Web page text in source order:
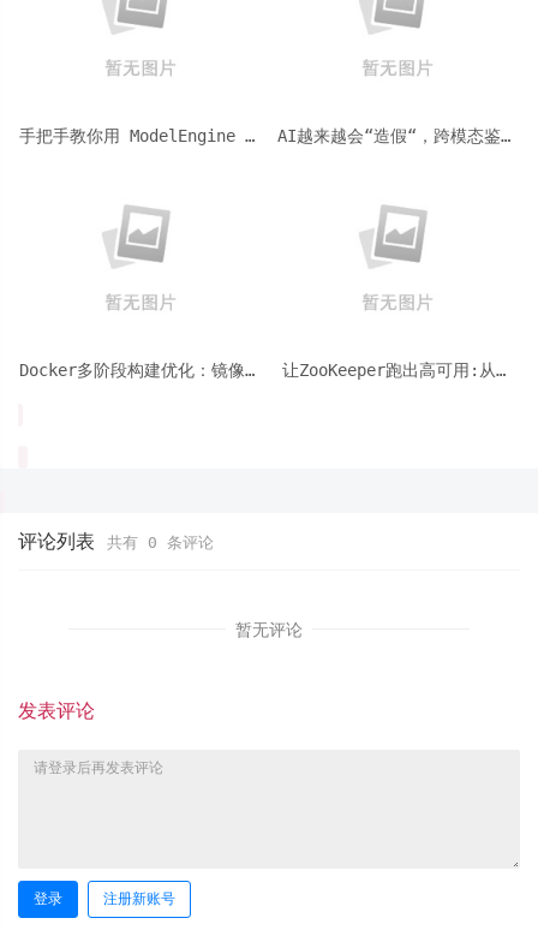
手把手教你用 ModelEngine 打
AI越来越会“造假“，跨模态鉴伪
Docker多阶段构建优化：镜像体
让ZooKeeper跑出高可用:从三
评论列表 共有 0 条评论
暂无评论
发表评论
登录 注册新账号